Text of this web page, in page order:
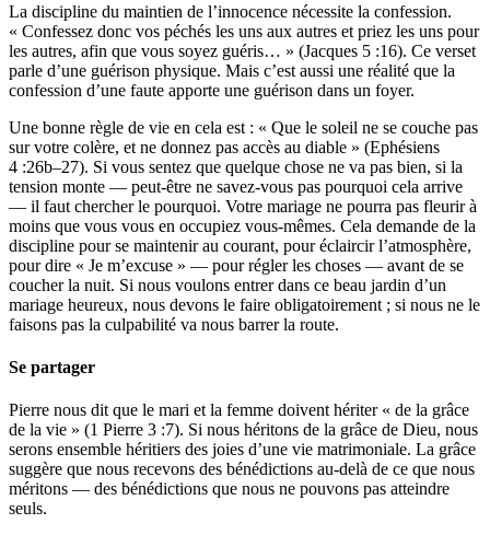
La discipline du maintien de l’innocence nécessite la confession.
« Confessez donc vos péchés les uns aux autres et priez les uns pour
les autres, afin que vous soyez guéris… » (Jacques 5 :16). Ce verset
parle d’une guérison physique. Mais c’est aussi une réalité que la
confession d’une faute apporte une guérison dans un foyer.
Une bonne règle de vie en cela est : « Que le soleil ne se couche pas
sur votre colère, et ne donnez pas accès au diable » (Ephésiens
4 :26b–27). Si vous sentez que quelque chose ne va pas bien, si la
tension monte — peut-être ne savez-vous pas pourquoi cela arrive
— il faut chercher le pourquoi. Votre mariage ne pourra pas fleurir à
moins que vous vous en occupiez vous-mêmes. Cela demande de la
discipline pour se maintenir au courant, pour éclaircir l’atmosphère,
pour dire « Je m’excuse » — pour régler les choses — avant de se
coucher la nuit. Si nous voulons entrer dans ce beau jardin d’un
mariage heureux, nous devons le faire obligatoirement ; si nous ne le
faisons pas la culpabilité va nous barrer la route.
Se partager
Pierre nous dit que le mari et la femme doivent hériter « de la grâce
de la vie » (1 Pierre 3 :7). Si nous héritons de la grâce de Dieu, nous
serons ensemble héritiers des joies d’une vie matrimoniale. La grâce
suggère que nous recevons des bénédictions au-delà de ce que nous
méritons — des bénédictions que nous ne pouvons pas atteindre
seuls.